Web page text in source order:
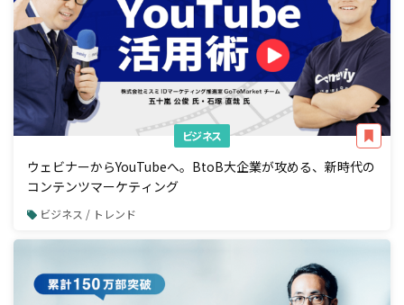
ビジネス
ウェビナーからYouTubeへ。BtoB大企業が攻める、新時代の
コンテンツマーケティング
ビジネス / トレンド